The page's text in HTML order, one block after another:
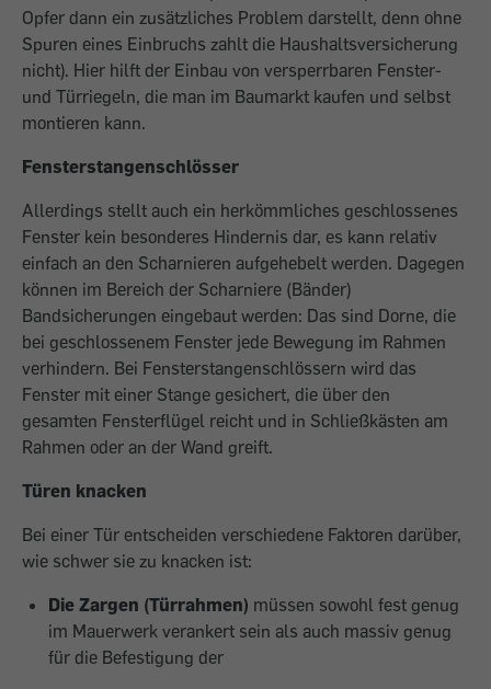
Opfer dann ein zusätzliches Problem darstellt, denn ohne
Spuren eines Einbruchs zahlt die Haushaltsversicherung
nicht). Hier hilft der Einbau von versperrbaren Fenster-
und Türriegeln, die man im Baumarkt kaufen und selbst
montieren kann.
Fensterstangenschlösser
Allerdings stellt auch ein herkömmliches geschlossenes
Fenster kein besonderes Hindernis dar, es kann relativ
einfach an den Scharnieren aufgehebelt werden. Dagegen
können im Bereich der Scharniere (Bänder)
Bandsicherungen eingebaut werden: Das sind Dorne, die
bei geschlossenem Fenster jede Bewegung im Rahmen
verhindern. Bei Fensterstangenschlössern wird das
Fenster mit einer Stange gesichert, die über den
gesamten Fensterflügel reicht und in Schließkästen am
Rahmen oder an der Wand greift.
Türen knacken
Bei einer Tür entscheiden verschiedene Faktoren darüber,
wie schwer sie zu kna­cken ist:
Die Zargen (Türrahmen) müssen sowohl fest genug
im Mauerwerk verankert sein als auch massiv genug
für die Befestigung der